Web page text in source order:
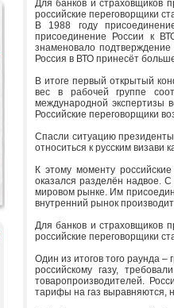
Для банков и страховщиков
российские переговорщики
В 1988 году
присоединение России к
знаменовало
Россия в ВТО принесёт
В итоге первый открытый
вес в рабочей группе
международной экспертизы
Российские переговорщики
Спасли ситуацию
относиться к русским визави
К этому моменту
оказался разделён надвое.
мировом рынке. Им
внутренний рынок
Для банков и страховщиков
российские переговорщики
Один из итогов того раунда
российскому газу,
товаропроизводителей.
тарифы на газ выравняются,